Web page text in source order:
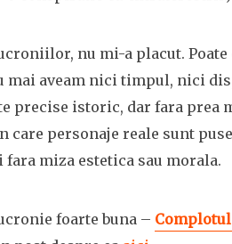
nu mi-a placut. Poate
mai aveam nici timpul, nici
precise istoric, dar fara prea
personaje reale sunt
miza estetica sau morala.
foarte buna –